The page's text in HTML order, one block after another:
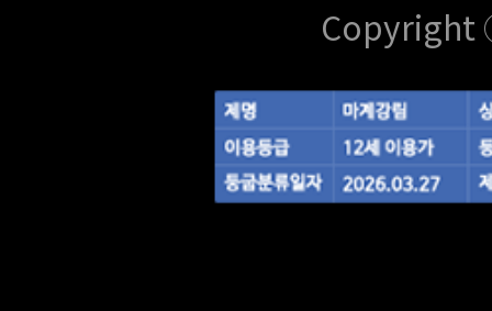
Copyright